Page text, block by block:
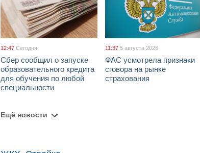
12:47 Сегодня
Сбер сообщил о запуске
образовательного кредита
для обучения по любой
специальности
11:37 5 августа 2026
ФАС усмотрела признаки
сговора на рынке
страхования
Ещё новости